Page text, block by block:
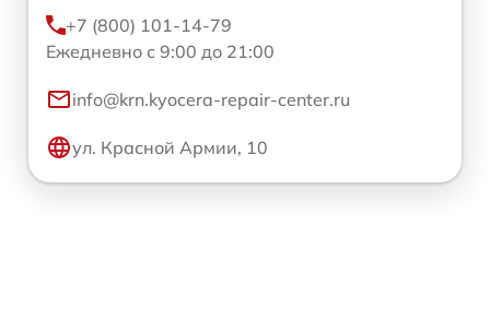
+7 (800) 101-14-79
Ежедневно с 9:00 до 21:00
info@krn.kyocera-repair-center.ru
ул. Красной Армии, 10